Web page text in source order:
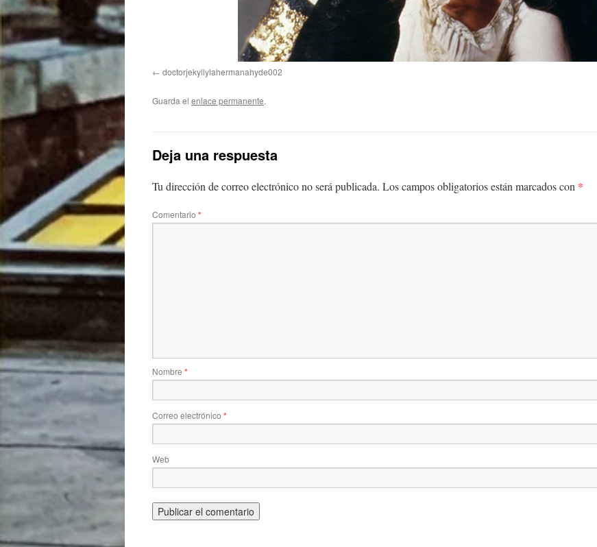
doctorjekyllylahermanahyde002
Guarda el enlace permanente.
Deja una respuesta
Tu dirección de correo electrónico no será publicada. Los campos obligatorios están marcados con *
Comentario *
Nombre *
Correo electrónico *
Web